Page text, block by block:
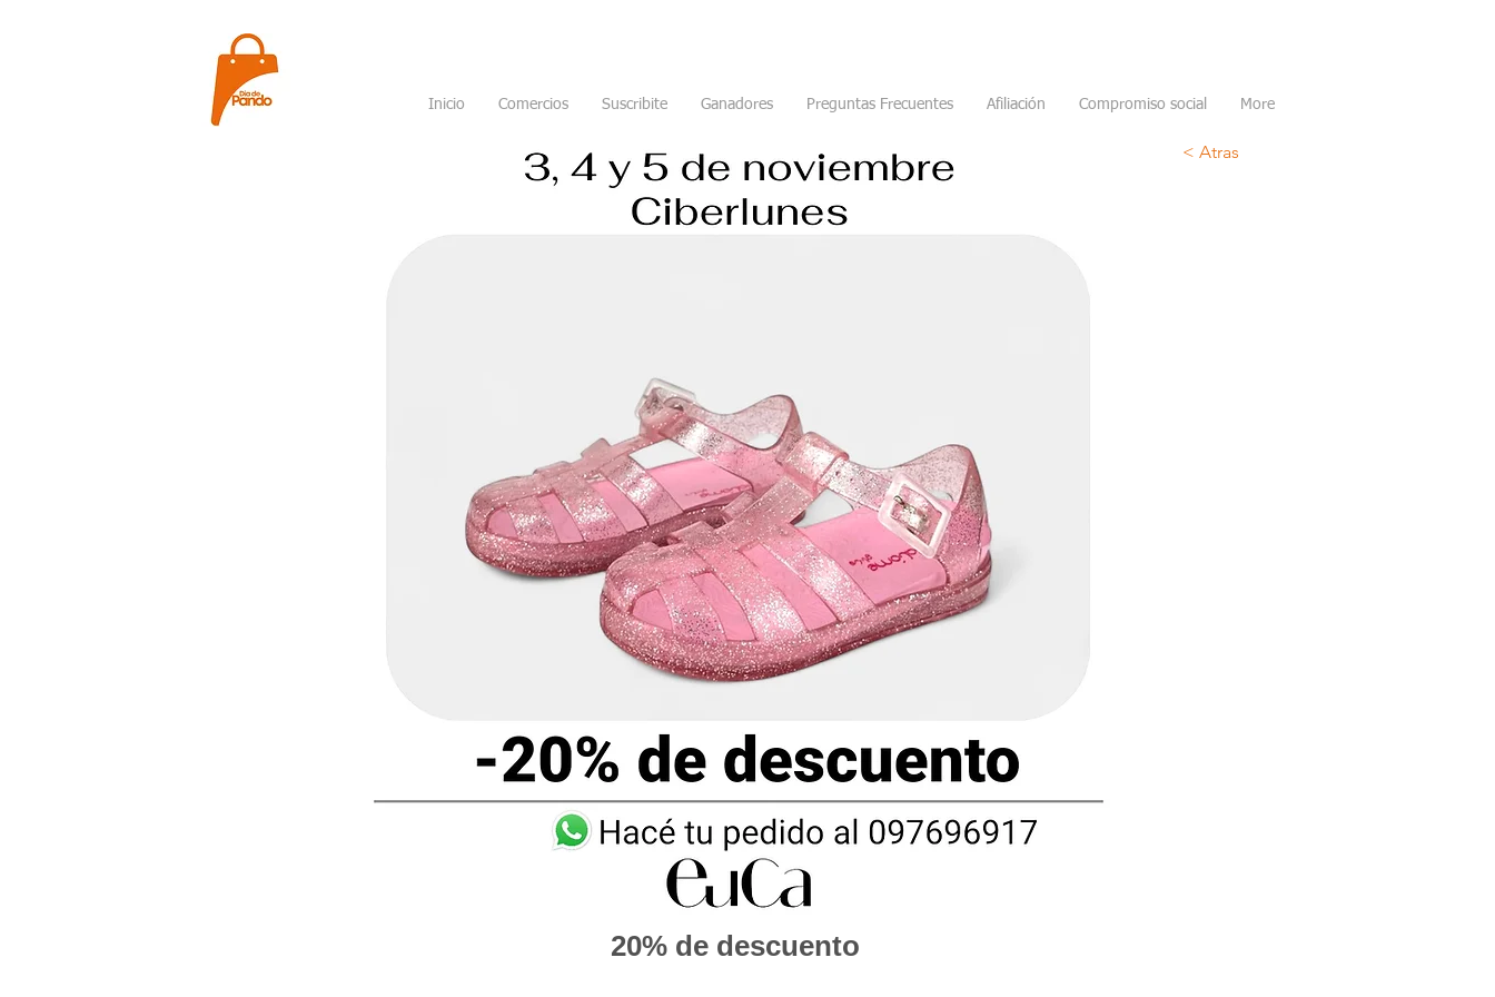
Inicio Comercios Suscribite Ganadores Preguntas Frecuentes Afiliación Compromiso social More
< Atras
Nuevas sandalias Salomé
20% de descuento